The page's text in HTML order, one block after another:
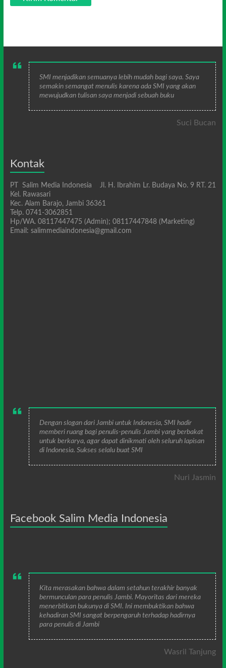
SMI menjadikan semuanya lebih mudah bagi saya. Saya
semakin semangat menulis karena ada SMI yang akan
mewujudkan tulisan saya menjadi sebuah buku
Suci Bucan
Kontak
PT Salim Media Indonesia Jl. H. Ibrahim Lr. Budaya No. 9 RT. 21
Kel. Rawasari
Kec. Alam Barajo, Jambi 36361
Telp. 0741-3062851
Hp/WA. 08117447475 (Admin); 08117447848 (Marketing)
Email: salimmediaindonesia@gmail.com
Dengan slogan dari Jambi untuk Indonesia, SMI hadir
memberi ruang bagi penulis-penulis Jambi yang berbakat
untuk berkarya, agar dapat dinikmati oleh seluruh lapisan
di Indonesia. Sukses selalu buat SMI
Nuri Jasmin
Facebook Salim Media Indonesia
Kita merasakan bahwa dalam setahun terakhir banyak
bermunculan para penulis Jambi. Mayoritas dari mereka
menerbitkan bukunya di SMI. Ini membuktikan bahwa
kehadiran SMI sangat berpengaruh terhadap hadirnya
para penulis di Jambi
Wasril Tanjung